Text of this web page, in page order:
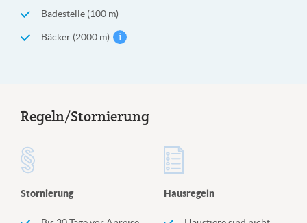
Badestelle (100 m)
Bäcker (2000 m)
Regeln/Stornierung
Stornierung Hausregeln